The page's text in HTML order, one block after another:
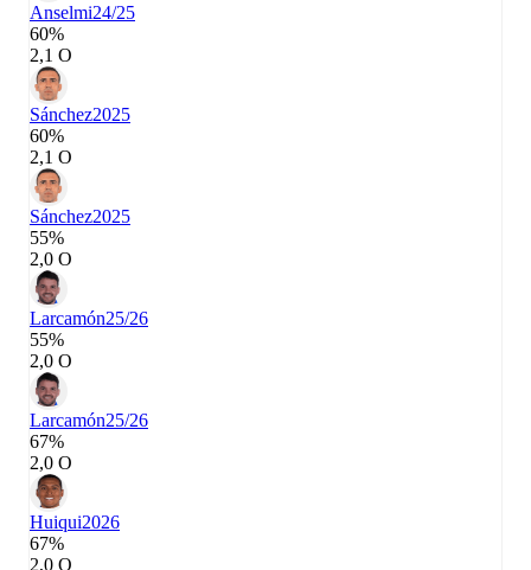
Anselmi24/25
60%
2,1 О
Sánchez2025
60%
2,1 О
Sánchez2025
55%
2,0 О
Larcamón25/26
55%
2,0 О
Larcamón25/26
67%
2,0 О
Huiqui2026
67%
2,0 О